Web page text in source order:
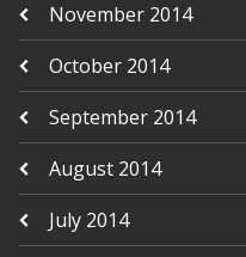
November 2014
October 2014
September 2014
August 2014
July 2014